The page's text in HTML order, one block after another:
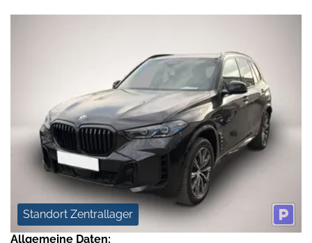
Standort Zentrallager
Allgemeine Daten: